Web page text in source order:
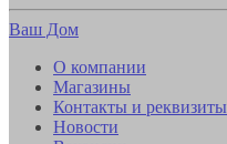
Ваш Дом
О компании
Магазины
Контакты и реквизиты
Новости